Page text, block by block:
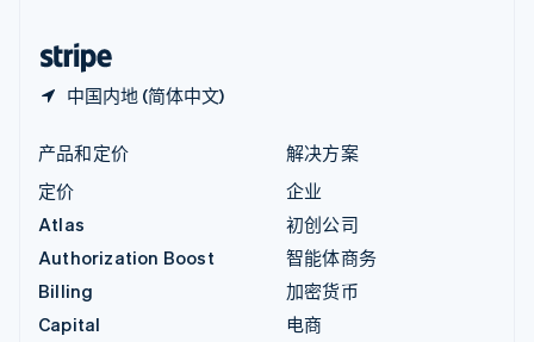
中国内地 (简体中文)
产品和定价
定价
Atlas
Authorization Boost
Billing
Capital
解决方案
企业
初创公司
智能体商务
加密货币
电商